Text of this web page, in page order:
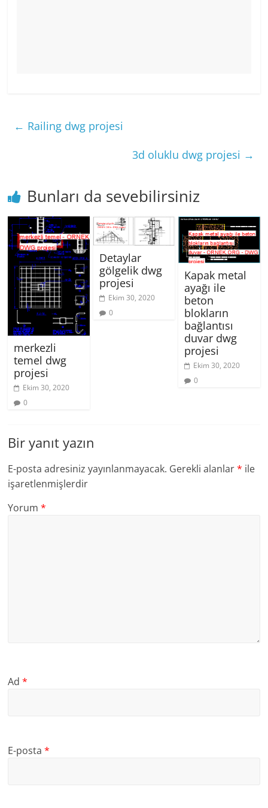
← Railing dwg projesi
3d oluklu dwg projesi →
Bunları da sevebilirsiniz
merkezli
temel dwg
projesi
Ekim 30, 2020
0
Detaylar
gölgelik dwg
projesi
Ekim 30, 2020
0
Kapak metal
ayağı ile
beton
blokların
bağlantısı
duvar dwg
projesi
Ekim 30, 2020
0
Bir yanıt yazın
E-posta adresiniz yayınlanmayacak. Gerekli alanlar* ile
işaretlenmişlerdir
Yorum*
Ad*
E-posta*